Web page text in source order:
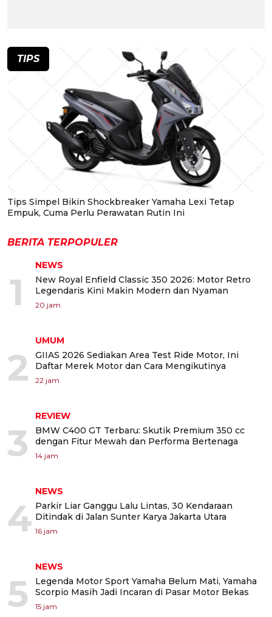
TIPS
Tips Simpel Bikin Shockbreaker Yamaha Lexi Tetap
Empuk, Cuma Perlu Perawatan Rutin Ini
BERITA TERPOPULER
1
NEWS
New Royal Enfield Classic 350 2026: Motor Retro
Legendaris Kini Makin Modern dan Nyaman
20 jam
2
UMUM
GIIAS 2026 Sediakan Area Test Ride Motor, Ini
Daftar Merek Motor dan Cara Mengikutinya
22 jam
3
REVIEW
BMW C400 GT Terbaru: Skutik Premium 350 cc
dengan Fitur Mewah dan Performa Bertenaga
14 jam
4
NEWS
Parkir Liar Ganggu Lalu Lintas, 30 Kendaraan
Ditindak di Jalan Sunter Karya Jakarta Utara
16 jam
5
NEWS
Legenda Motor Sport Yamaha Belum Mati, Yamaha
Scorpio Masih Jadi Incaran di Pasar Motor Bekas
15 jam